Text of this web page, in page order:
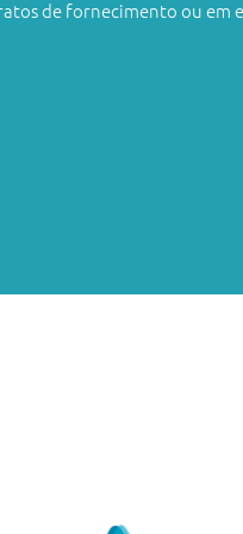
de fornecimento ou em